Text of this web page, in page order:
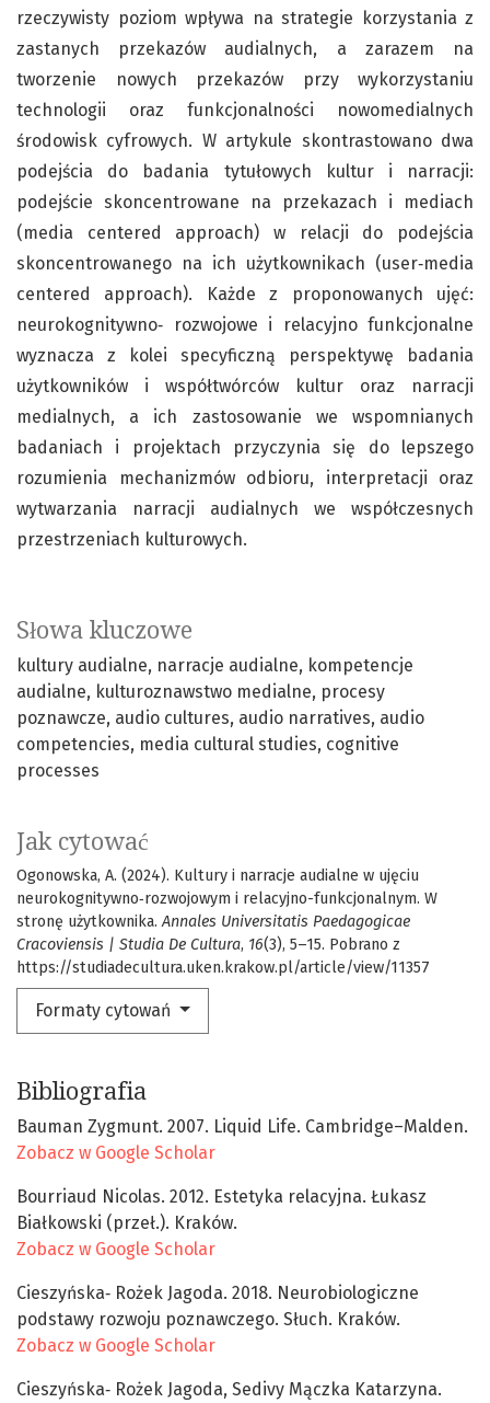
Słowa kluczowe
kultury audialne narracje audialne
kompetencje
audialne
kulturoznawstwo medialne procesy
poznawcze audio cultures audio narratives audio
competencies media cultural studies cognitive
processes
Jak cytować
Ogonowska, A. (2024). Kultury i narracje audialne w ujęciu
neurokognitywno‑rozwojowym i relacyjno-funkcjonalnym. W
stronę użytkownika.Annales Universitatis Paedagogicae
Cracoviensis | Studia De Cultura, 16(3), 5–15. Pobrano z
https://studiadecultura.uken.krakow.pl/article/view/11357
Formaty cytowań
rzeczywisty poziom wpływa na strategie korzystania z
zastanych przekazów audialnych, a zarazem na
tworzenie nowych przekazów przy wykorzystaniu
technologii oraz funkcjonalności nowomedialnych
środowisk cyfrowych. W artykule skontrastowano dwa
podejścia do badania tytułowych kultur i narracji:
podejście skoncentrowane na przekazach i mediach
(media centered approach) w relacji do podejścia
skoncentrowanego na ich użytkownikach (user‑media
centered approach). Każde z proponowanych ujęć:
neurokognitywno‑ rozwojowe i relacyjno funkcjonalne
wyznacza z kolei specyficzną perspektywę badania
użytkowników i współtwórców kultur oraz narracji
medialnych, a ich zastosowanie we wspomnianych
badaniach i projektach przyczynia się do lepszego
rozumienia mechanizmów odbioru, interpretacji oraz
wytwarzania narracji audialnych we współczesnych
przestrzeniach kulturowych.
Bibliografia
Bauman Zygmunt. 2007. Liquid Life. Cambridge–Malden.
Zobacz w Google Scholar
Bourriaud Nicolas. 2012. Estetyka relacyjna. Łukasz
Białkowski (przeł.). Kraków.
Zobacz w Google Scholar
Cieszyńska‑ Rożek Jagoda. 2018. Neurobiologiczne
podstawy rozwoju poznawczego. Słuch. Kraków.
Zobacz w Google Scholar
Cieszyńska‑ Rożek Jagoda, Sedivy Mączka Katarzyna.